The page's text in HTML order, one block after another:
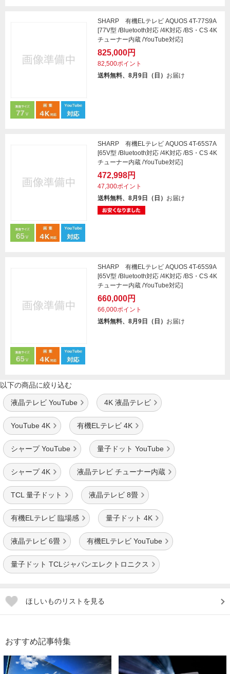
SHARP 有機ELテレビ AQUOS 4T-77S9A
[77V型 /Bluetooth対応 /4K対応 /BS・CS 4K
チューナー内蔵 /YouTube対応]
825,000円
82,500ポイント
送料無料、8月9日（日） お届け
SHARP 有機ELテレビ AQUOS 4T-65S7A
[65V型 /Bluetooth対応 /4K対応 /BS・CS 4K
チューナー内蔵 /YouTube対応]
472,998円
47,300ポイント
送料無料、8月9日（日） お届け
SHARP 有機ELテレビ AQUOS 4T-65S9A
[65V型 /Bluetooth対応 /4K対応 /BS・CS 4K
チューナー内蔵 /YouTube対応]
660,000円
66,000ポイント
送料無料、8月9日（日） お届け
以下の商品に絞り込む
液晶テレビ YouTube 4K 液晶テレビ
YouTube 4K 有機ELテレビ 4K
シャープ YouTube 量子ドット YouTube
シャープ 4K 液晶テレビ チューナー内蔵
TCL 量子ドット 液晶テレビ 8畳
有機ELテレビ 臨場感 量子ドット 4K
液晶テレビ 6畳 有機ELテレビ YouTube
量子ドット TCLジャパンエレクトロニクス
ほしいものリストを見る
おすすめ記事特集